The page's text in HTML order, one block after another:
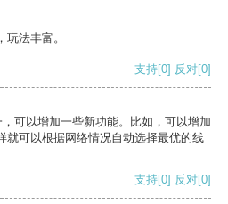
法丰富。
支持[0] 反对[0]
可以增加一些新功能。比如，可以增加
就可以根据网络情况自动选择最优的线
支持[0] 反对[0]